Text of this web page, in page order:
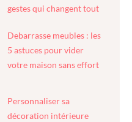
gestes qui changent tout
Debarrasse meubles : les
5 astuces pour vider
votre maison sans effort
Personnaliser sa
décoration intérieure